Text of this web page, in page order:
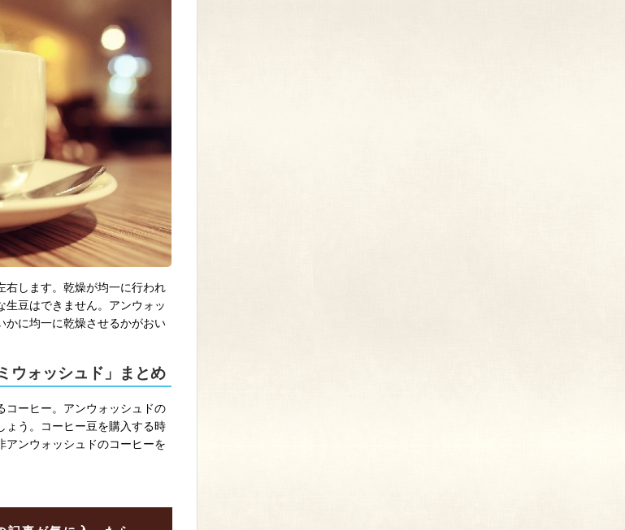
右します。乾燥が均一に行われ
豆はできません。アンウォッ
かに均一に乾燥させるかがおい
ウォッシュド」まとめ
コーヒー。アンウォッシュドの
ょう。コーヒー豆を購入する時
アンウォッシュドのコーヒーを